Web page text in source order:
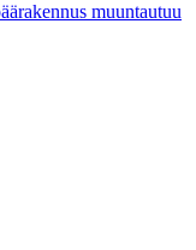
muuntautuu